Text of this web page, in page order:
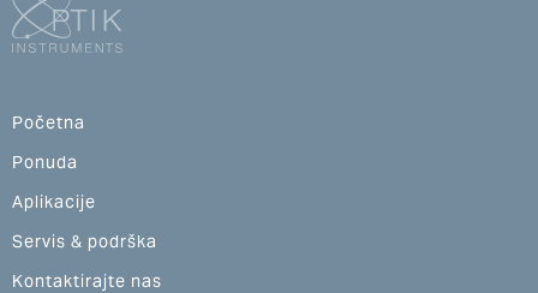
Početna
Ponuda
Aplikacije
Servis & podrška
Kontaktirajte nas